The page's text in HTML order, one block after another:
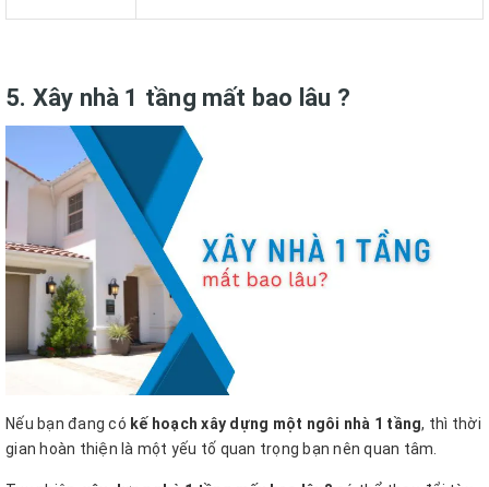
5. Xây nhà 1 tầng mất bao lâu ?
Nếu bạn đang có kế hoạch xây dựng một ngôi nhà 1 tầng, thì thời
gian hoàn thiện là một yếu tố quan trọng bạn nên quan tâm.